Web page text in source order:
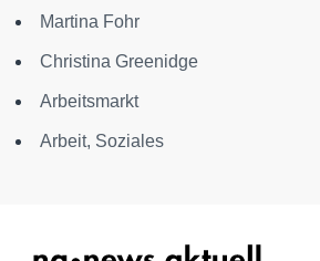
Martina Fohr
Christina Greenidge
Arbeitsmarkt
Arbeit, Soziales